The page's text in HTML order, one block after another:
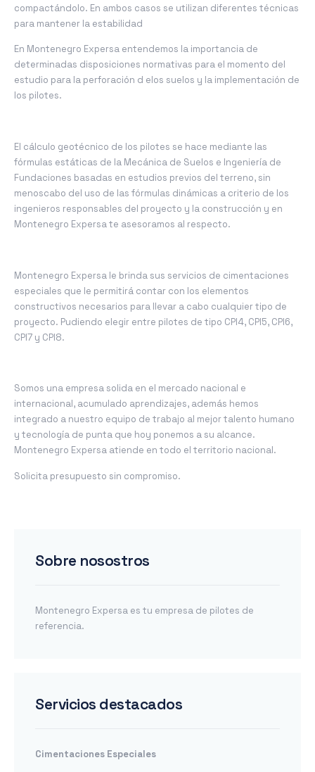
compactándolo. En ambos casos se utilizan diferentes técnicas
para mantener la estabilidad
En Montenegro Expersa entendemos la importancia de
determinadas disposiciones normativas para el momento del
estudio para la perforación d elos suelos y la implementación de
los pilotes.
El cálculo geotécnico de los pilotes se hace mediante las
fórmulas estáticas de la Mecánica de Suelos e Ingeniería de
Fundaciones basadas en estudios previos del terreno, sin
menoscabo del uso de las fórmulas dinámicas a criterio de los
ingenieros responsables del proyecto y la construcción y en
Montenegro Expersa te asesoramos al respecto.
Montenegro Expersa le brinda sus servicios de cimentaciones
especiales que le permitirá contar con los elementos
constructivos necesarios para llevar a cabo cualquier tipo de
proyecto. Pudiendo elegir entre pilotes de tipo CPI4, CPI5, CPI6,
CPI7 y CPI8.
Somos una empresa solida en el mercado nacional e
internacional, acumulado aprendizajes, además hemos
integrado a nuestro equipo de trabajo al mejor talento humano
y tecnología de punta que hoy ponemos a su alcance.
Montenegro Expersa atiende en todo el territorio nacional.
Solicita presupuesto sin compromiso.
Sobre nosostros
Montenegro Expersa es tu empresa de pilotes de
referencia.
Servicios destacados
Cimentaciones Especiales